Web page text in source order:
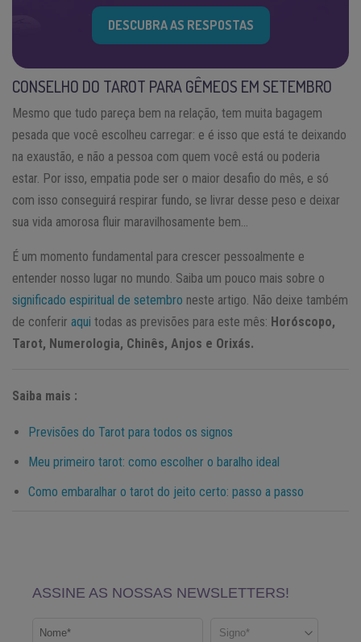
DESCUBRA AS RESPOSTAS
CONSELHO DO TAROT PARA GÊMEOS EM SETEMBRO
Mesmo que tudo pareça bem na relação, tem muita bagagem
pesada que você escolheu carregar: e é isso que está te deixando
na exaustão, e não a pessoa com quem você está ou poderia
estar. Por isso, empatia pode ser o maior desafio do mês, e só
com isso conseguirá respirar fundo, se livrar desse peso e deixar
sua vida amorosa fluir maravilhosamente bem…
É um momento fundamental para crescer pessoalmente e
entender nosso lugar no mundo. Saiba um pouco mais sobre o
significado espiritual de setembro neste artigo. Não deixe também
de conferir aqui todas as previsões para este mês: Horóscopo,
Tarot, Numerologia, Chinês, Anjos e Orixás.
Saiba mais :
Previsões do Tarot para todos os signos
Meu primeiro tarot: como escolher o baralho ideal
Como embaralhar o tarot do jeito certo: passo a passo